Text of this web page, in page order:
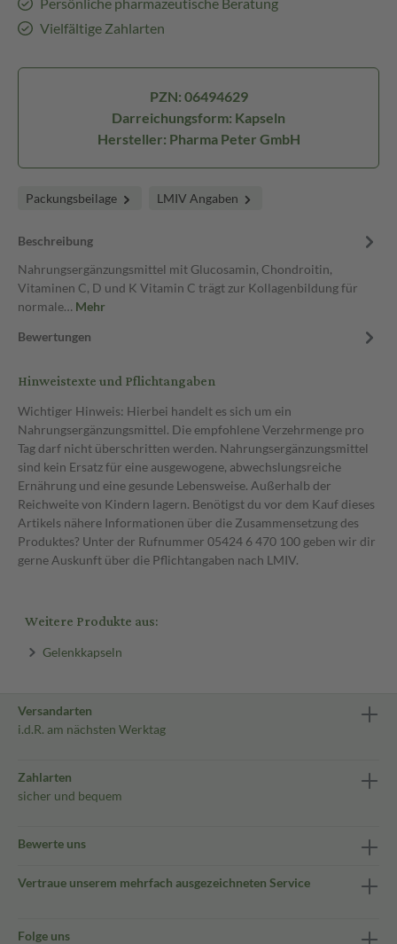
Vielfältige Zahlarten
PZN: 06494629
Darreichungsform: Kapseln
Hersteller: Pharma Peter GmbH
Packungsbeilage LMIV Angaben
Beschreibung
Nahrungsergänzungsmittel mit Glucosamin, Chondroitin,
Vitaminen C, D und K Vitamin C trägt zur Kollagenbildung für
normale… Mehr
Bewertungen
Hinweistexte und Pflichtangaben
Wichtiger Hinweis: Hierbei handelt es sich um ein
Nahrungsergänzungsmittel. Die empfohlene Verzehrmenge pro
Tag darf nicht überschritten werden. Nahrungsergänzungsmittel
sind kein Ersatz für eine ausgewogene, abwechslungsreiche
Ernährung und eine gesunde Lebensweise. Außerhalb der
Reichweite von Kindern lagern. Benötigst du vor dem Kauf dieses
Artikels nähere Informationen über die Zusammensetzung des
Produktes? Unter der Rufnummer 05424 6 470 100 geben wir dir
gerne Auskunft über die Pflichtangaben nach LMIV.
Weitere Produkte aus:
Gelenkkapseln
Versandarten
i.d.R. am nächsten Werktag
Zahlarten
sicher und bequem
Bewerte uns
Vertraue unserem mehrfach ausgezeichneten Service
Folge uns